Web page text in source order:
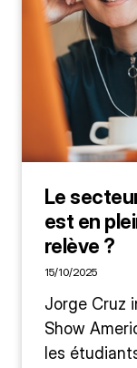
Le
est en
relève ?
15/10/2025
Jorge Cruz
Show
les